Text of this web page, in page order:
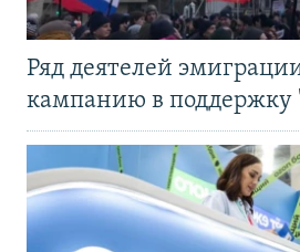
Ряд деятелей
кампанию в поддержку